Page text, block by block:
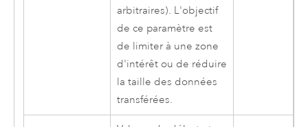
arbitraires). L'objectif
de ce paramètre est
de limiter à une zone
d'intérêt ou de réduire
la taille des données
transférées.